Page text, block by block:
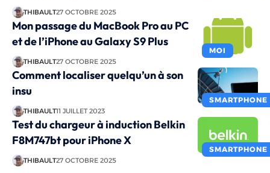
THIBAULT27 OCTOBRE 2025
MOI
Mon passage du MacBook Pro au PC
et de l’iPhone au Galaxy S9 Plus
THIBAULT27 OCTOBRE 2025
SMARTPHONE
Comment localiser quelqu’un à son
insu
THIBAULT11 JUILLET 2023
SMARTPHONE
Test du chargeur à induction Belkin
F8M747bt pour iPhone X
THIBAULT27 OCTOBRE 2025